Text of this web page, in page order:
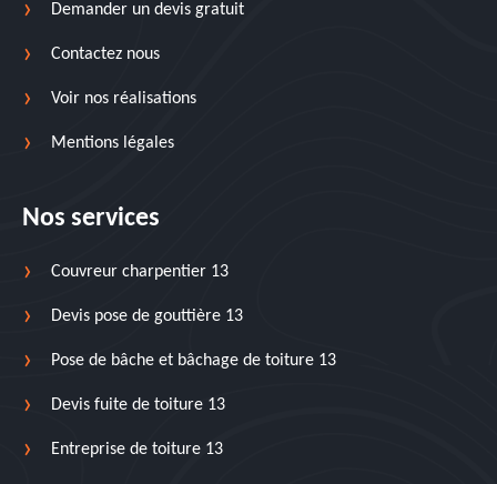
Demander un devis gratuit
Contactez nous
Voir nos réalisations
Mentions légales
Nos services
Couvreur charpentier 13
Devis pose de gouttière 13
Pose de bâche et bâchage de toiture 13
Devis fuite de toiture 13
Entreprise de toiture 13